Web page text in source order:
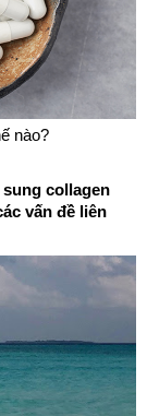
nào?
collagen
vấn đề liên